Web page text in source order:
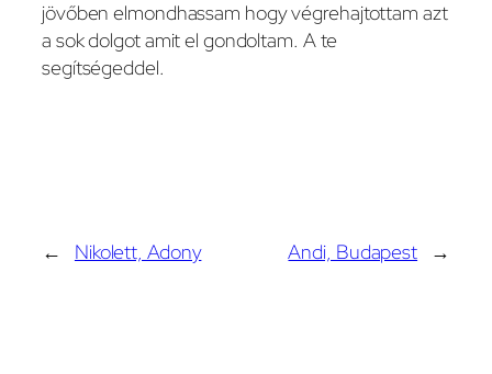
jövőben elmondhassam hogy végrehajtottam azt
a sok dolgot amit el gondoltam. A te
segítségeddel.
← Nikolett, Adony Andi, Budapest →